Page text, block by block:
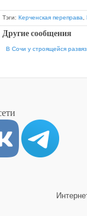
Тэги: Керченская переправа
Другие сообщения
В Сочи у строящейся